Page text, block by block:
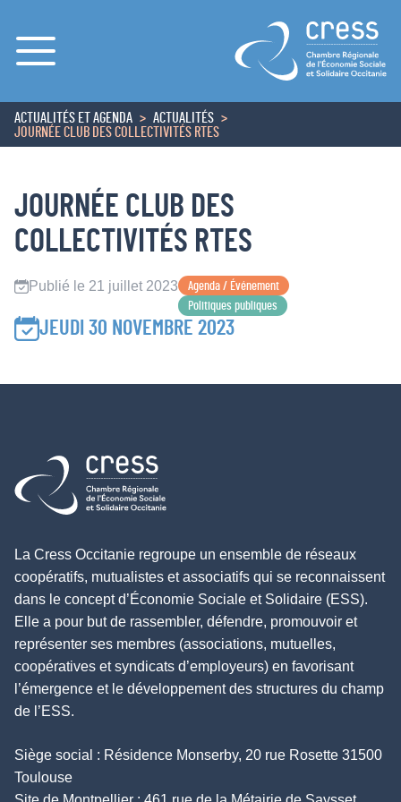
Menu
ACCUEIL
ACTUALITÉS ET AGENDA
ACTUALITÉS
JOURNÉE CLUB DES COLLECTIVITÉS RTES
JOURNÉE CLUB DES
COLLECTIVITÉS RTES
Publié le 21 juillet 2023
Agenda / Événement
Politiques publiques
JEUDI 30 NOVEMBRE 2023
Retour à l'accueil
La Cress Occitanie regroupe un ensemble de réseaux
coopératifs, mutualistes et associatifs qui se reconnaissent
dans le concept d’Économie Sociale et Solidaire (ESS).
Elle a pour but de rassembler, défendre, promouvoir et
représenter ses membres (associations, mutuelles,
coopératives et syndicats d’employeurs) en favorisant
l’émergence et le développement des structures du champ
de l’ESS.
Siège social : Résidence Monserby, 20 rue Rosette 31500
Toulouse